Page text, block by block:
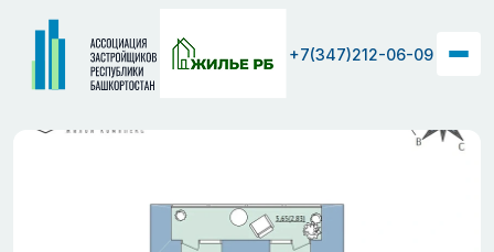
+7(347)212-06-09